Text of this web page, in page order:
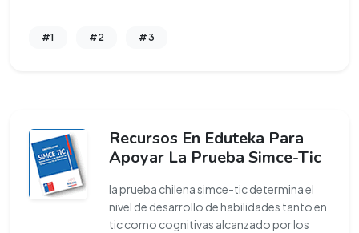
#1 #2 #3
Recursos En Eduteka Para
Apoyar La Prueba Simce-Tic
la prueba chilena simce-tic determina el
nivel de desarrollo de habilidades tanto en
tic como cognitivas alcanzado por los